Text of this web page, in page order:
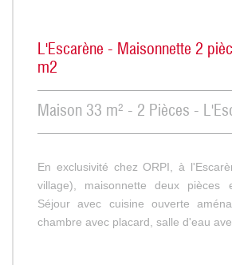
L'Escarène - Maisonnette 2
m2
Maison 33 m² - 2 Pièces -
En exclusivité chez ORPI, à
village), maisonnette deux pièces
Séjour avec cuisine ouverte
chambre avec placard, salle d'eau